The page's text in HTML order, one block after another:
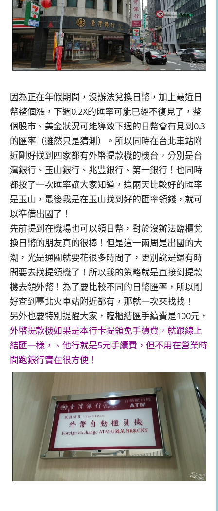
因為正在年假期間，沒辦法兌換日幣，加上最近日
幣整個漲，下週0.2X的匯率可能已經不復見了，整
個股市、美金狀況可能導致下週的日幣會有見到0.3
的匯率（雖然只是猜測）。所以同時在台北車站附
近剛好找到四家都有外幣提款機的機台，分別是台
灣銀行、玉山銀行、兆豐銀行、第一銀行！也同時
都按了一次匯率讓大家知道，這兩天比較好的匯率
是玉山，最後我是在玉山找到好的匯率領錢，就可
以準備出國了！
先前提到在機場也可以領日幣，對於沒辦法臨櫃兌
換日幣的朋友真的很棒！但是這一兩周是出國的大
潮，光是通關就要花很多時間了，更別說是還有時
間要去找提領機了！所以我的策略就是直接到提款
機去領外幣！為了要比較不同的日幣匯率，所以剛
好查到臺北火車站附近都有，那就一次來找找！
另外也要特別提醒大家，臨櫃結匯手續費是100元，
外幣提款機如果是本行卡提領免手續費，就跟線上
結匯一樣，、他行就是5元手續費，但不用在營業時
間跑銀行實在很方便！